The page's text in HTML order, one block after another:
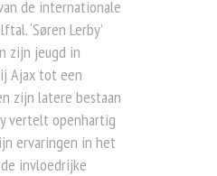
de internationale
‘Søren Lerby’
zijn jeugd in
Ajax tot een
zijn latere bestaan
vertelt openhartig
ervaringen in het
invloedrijke